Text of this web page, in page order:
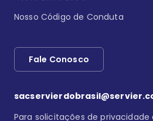
Nosso Código de Conduta
Fale Conosco
Para solicitações de